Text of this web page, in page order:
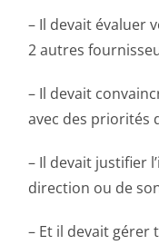
– Il devait évaluer
2 autres
– Il devait
avec des priorités
– Il devait justifier
direction ou de
– Et il devait gérer